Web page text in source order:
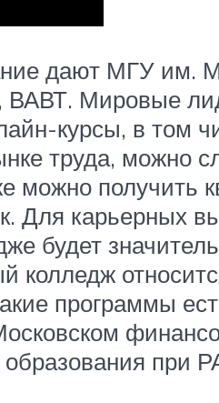
дают МГУ
Мировые
курсы, в том
труда, можно
можно получить
Для карьерных
будет
программы
образования при